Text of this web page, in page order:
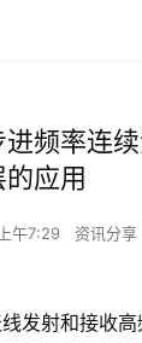
频率连
应用
午7:29 资讯分享
发射和接收